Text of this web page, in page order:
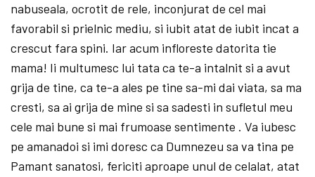
nabuseala, ocrotit de rele, inconjurat de cel mai
favorabil si prielnic mediu, si iubit atat de iubit incat a
crescut fara spini. Iar acum infloreste datorita tie
mama! Ii multumesc lui tata ca te-a intalnit si a avut
grija de tine, ca te-a ales pe tine sa-mi dai viata, sa ma
cresti, sa ai grija de mine si sa sadesti in sufletul meu
cele mai bune si mai frumoase sentimente . Va iubesc
pe amanadoi si imi doresc ca Dumnezeu sa va tina pe
Pamant sanatosi, fericiti aproape unul de celalat, atat